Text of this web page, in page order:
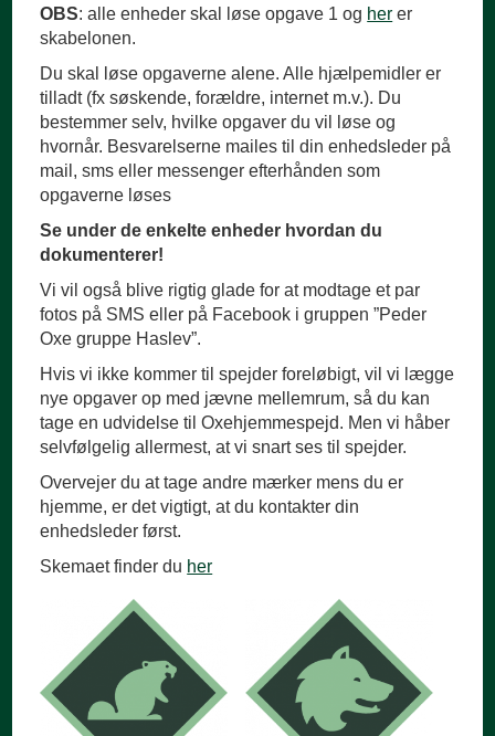
OBS: alle enheder skal løse opgave 1 og her er
skabelonen.
Du skal løse opgaverne alene. Alle hjælpemidler er
tilladt (fx søskende, forældre, internet m.v.). Du
bestemmer selv, hvilke opgaver du vil løse og
hvornår. Besvarelserne mailes til din enhedsleder på
mail, sms eller messenger efterhånden som
opgaverne løses
Se under de enkelte enheder hvordan du
dokumenterer!
Vi vil også blive rigtig glade for at modtage et par
fotos på SMS eller på Facebook i gruppen ”Peder
Oxe gruppe Haslev”.
Hvis vi ikke kommer til spejder foreløbigt, vil vi lægge
nye opgaver op med jævne mellemrum, så du kan
tage en udvidelse til Oxehjemmespejd. Men vi håber
selvfølgelig allermest, at vi snart ses til spejder.
Overvejer du at tage andre mærker mens du er
hjemme, er det vigtigt, at du kontakter din
enhedsleder først.
Skemaet finder du her